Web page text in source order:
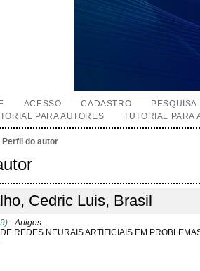
ACESSO CADASTRO PESQUISA
PARA AUTORES TUTORIAL PARA
Perfil do autor
Cedric Luis, Brasil
- Artigos
REDES NEURAIS ARTIFICIAIS EM